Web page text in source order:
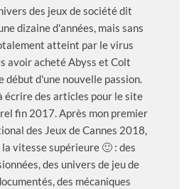
des jeux de société dit
dizaine d'années, mais sans
atteint par le virus
avoir acheté Abyss et Colt
début d'une nouvelle passion.
écrire des articles pour le site
fin 2017. Après mon premier
des Jeux de Cannes 2018,
la vitesse supérieure 🙂 : des
des univers de jeu de
des mécaniques